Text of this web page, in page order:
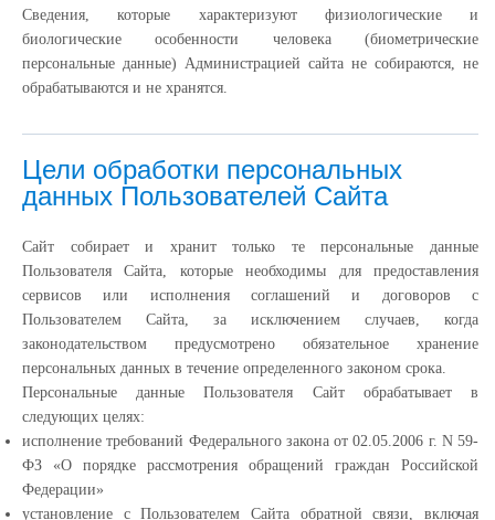
Сведения, которые характеризуют физиологические и
биологические особенности человека (биометрические
персональные данные) Администрацией сайта не собираются, не
обрабатываются и не хранятся.
Цели обработки персональных
данных Пользователей Сайта
Сайт собирает и хранит только те персональные данные
Пользователя Сайта, которые необходимы для предоставления
сервисов или исполнения соглашений и договоров с
Пользователем Сайта, за исключением случаев, когда
законодательством предусмотрено обязательное хранение
персональных данных в течение определенного законом срока.
Персональные данные Пользователя Сайт обрабатывает в
следующих целях:
исполнение требований Федерального закона от 02.05.2006 г. N 59-
ФЗ «О порядке рассмотрения обращений граждан Российской
Федерации»
установление с Пользователем Сайта обратной связи, включая